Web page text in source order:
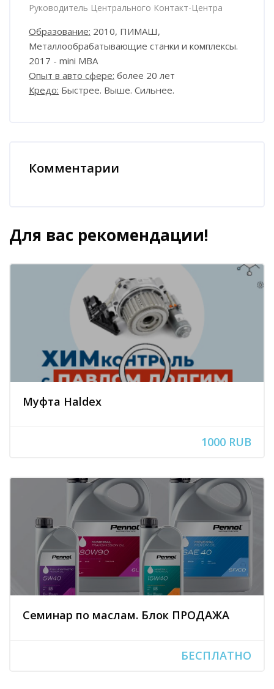
Руководитель Центрального Контакт-Центра
Образование: 2010, ПИМАШ,
Металлообрабатывающие станки и комплексы.
2017 - mini MBA
Опыт в авто сфере: более 20 лет
Кредо: Быстрее. Выше. Сильнее.
Пропустить Комментарии
Комментарии
Пропустить [Cocoon] Похожие курсы
Для вас рекомендации!
Муфта Haldex
1000 RUB
Семинар по маслам. Блок ПРОДАЖА
БЕСПЛАТНО